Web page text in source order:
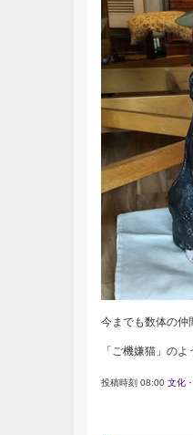
今までも数体の仲
「ご機嫌猫」の
投稿時刻 08:00 文化